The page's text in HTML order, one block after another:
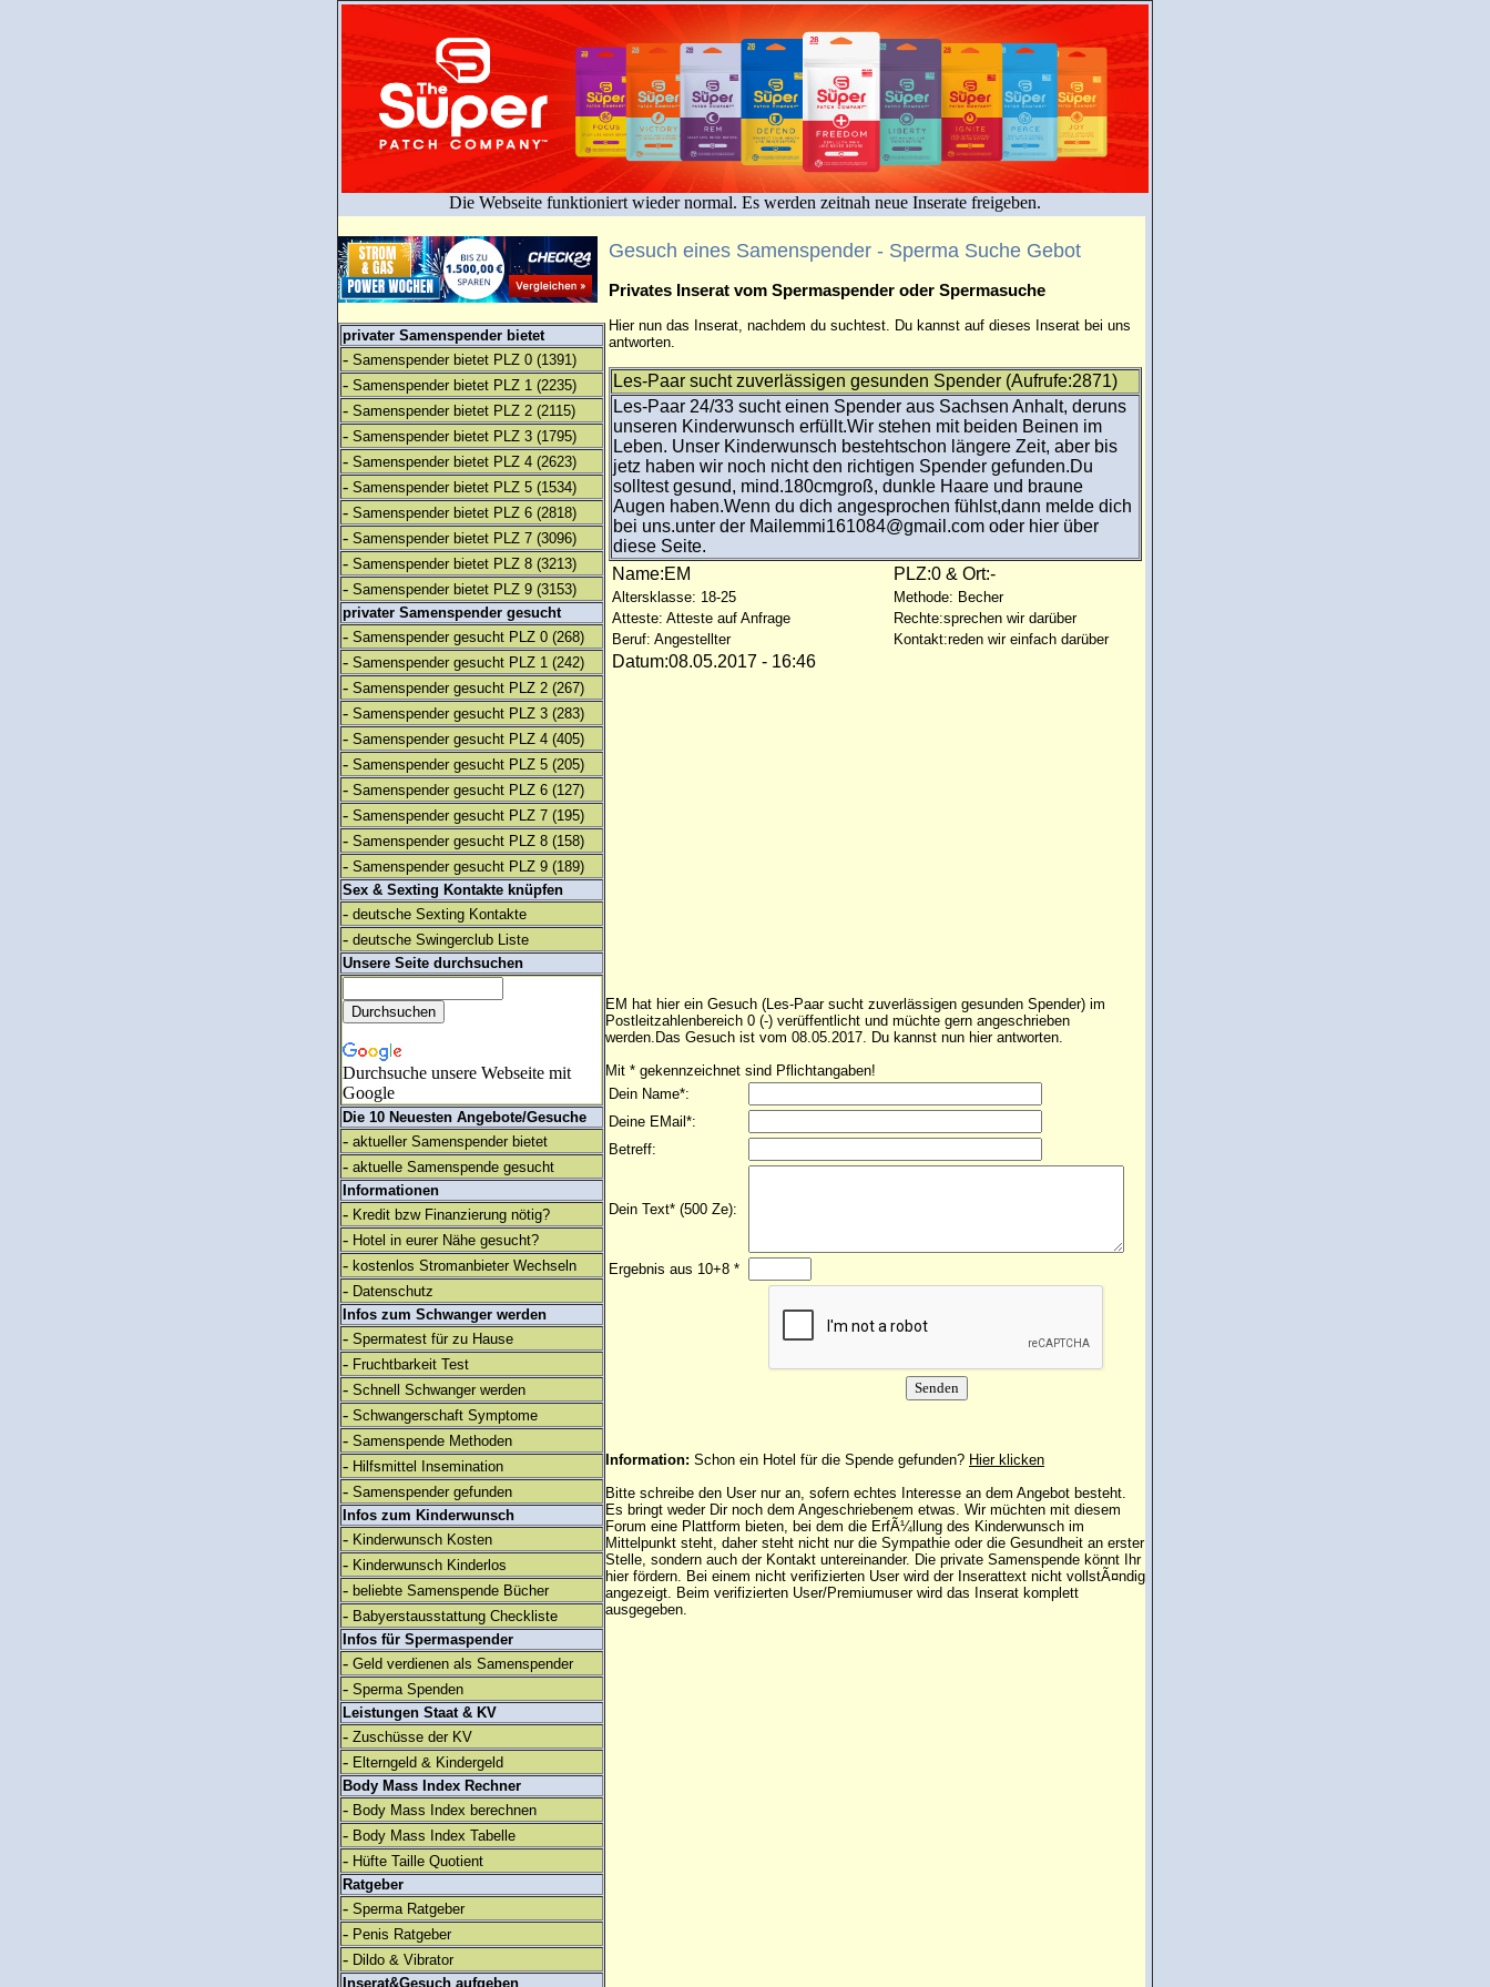
Die Webseite funktioniert wieder normal. Es werden zeitnah neue Inserate freigeben.
privater Samenspender bietet
- Samenspender bietet PLZ 0 (1391)
- Samenspender bietet PLZ 1 (2235)
- Samenspender bietet PLZ 2 (2115)
- Samenspender bietet PLZ 3 (1795)
- Samenspender bietet PLZ 4 (2623)
- Samenspender bietet PLZ 5 (1534)
- Samenspender bietet PLZ 6 (2818)
- Samenspender bietet PLZ 7 (3096)
- Samenspender bietet PLZ 8 (3213)
- Samenspender bietet PLZ 9 (3153)
privater Samenspender gesucht
- Samenspender gesucht PLZ 0 (268)
- Samenspender gesucht PLZ 1 (242)
- Samenspender gesucht PLZ 2 (267)
- Samenspender gesucht PLZ 3 (283)
- Samenspender gesucht PLZ 4 (405)
- Samenspender gesucht PLZ 5 (205)
- Samenspender gesucht PLZ 6 (127)
- Samenspender gesucht PLZ 7 (195)
- Samenspender gesucht PLZ 8 (158)
- Samenspender gesucht PLZ 9 (189)
Sex & Sexting Kontakte knüpfen
- deutsche Sexting Kontakte
- deutsche Swingerclub Liste
Unsere Seite durchsuchen
Durchsuche unsere Webseite mit
Google
Die 10 Neuesten Angebote/Gesuche
- aktueller Samenspender bietet
- aktuelle Samenspende gesucht
Informationen
- Kredit bzw Finanzierung nötig?
- Hotel in eurer Nähe gesucht?
- kostenlos Stromanbieter Wechseln
- Datenschutz
Infos zum Schwanger werden
- Spermatest für zu Hause
- Fruchtbarkeit Test
- Schnell Schwanger werden
- Schwangerschaft Symptome
- Samenspende Methoden
- Hilfsmittel Insemination
- Samenspender gefunden
Infos zum Kinderwunsch
- Kinderwunsch Kosten
- Kinderwunsch Kinderlos
- beliebte Samenspende Bücher
- Babyerstausstattung Checkliste
Infos für Spermaspender
- Geld verdienen als Samenspender
- Sperma Spenden
Leistungen Staat & KV
- Zuschüsse der KV
- Elterngeld & Kindergeld
Body Mass Index Rechner
- Body Mass Index berechnen
- Body Mass Index Tabelle
- Hüfte Taille Quotient
Ratgeber
- Sperma Ratgeber
- Penis Ratgeber
- Dildo & Vibrator
Inserat&Gesuch aufgeben
Gesuch eines Samenspender - Sperma Suche Gebot
Privates Inserat vom Spermaspender oder Spermasuche
Hier nun das Inserat, nachdem du suchtest. Du kannst auf dieses Inserat bei uns
antworten.
Les-Paar sucht zuverlässigen gesunden Spender (Aufrufe:2871)
Les-Paar 24/33 sucht einen Spender aus Sachsen Anhalt, deruns
unseren Kinderwunsch erfüllt.Wir stehen mit beiden Beinen im
Leben. Unser Kinderwunsch bestehtschon längere Zeit, aber bis
jetz haben wir noch nicht den richtigen Spender gefunden.Du
solltest gesund, mind.180cmgroß, dunkle Haare und braune
Augen haben.Wenn du dich angesprochen fühlst,dann melde dich
bei uns.unter der Mailemmi161084@gmail.com oder hier über
diese Seite.
Name:EM
PLZ:0 & Ort:-
Altersklasse: 18-25
Methode: Becher
Atteste: Atteste auf Anfrage
Rechte:sprechen wir darüber
Beruf: Angestellter
Kontakt:reden wir einfach darüber
Datum:08.05.2017 - 16:46
EM hat hier ein Gesuch (Les-Paar sucht zuverlässigen gesunden Spender) im
Postleitzahlenbereich 0 (-) verüffentlicht und müchte gern angeschrieben
werden.Das Gesuch ist vom 08.05.2017. Du kannst nun hier antworten.
Mit * gekennzeichnet sind Pflichtangaben!
Dein Name*:
Deine EMail*:
Betreff:
Dein Text* (500 Ze):
Ergebnis aus 10+8 *
Information: Schon ein Hotel für die Spende gefunden? Hier klicken
Bitte schreibe den User nur an, sofern echtes Interesse an dem Angebot besteht.
Es bringt weder Dir noch dem Angeschriebenem etwas. Wir müchten mit diesem
Forum eine Plattform bieten, bei dem die ErfÃ¼llung des Kinderwunsch im
Mittelpunkt steht, daher steht nicht nur die Sympathie oder die Gesundheit an erster
Stelle, sondern auch der Kontakt untereinander. Die private Samenspende könnt Ihr
hier fördern. Bei einem nicht verifizierten User wird der Inserattext nicht vollstÃ¤ndig
angezeigt. Beim verifizierten User/Premiumuserwird das Inserat komplett
ausgegeben.